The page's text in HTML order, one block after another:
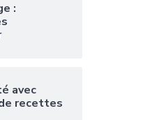
:
avec
recettes